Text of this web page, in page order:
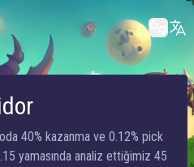
40% kazanma ve 0.12% pick
yamasında analiz ettiğimiz 45